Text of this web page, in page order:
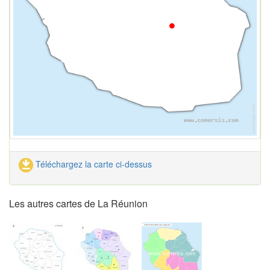
Téléchargez la carte ci-dessus
Les autres cartes de La Réunion